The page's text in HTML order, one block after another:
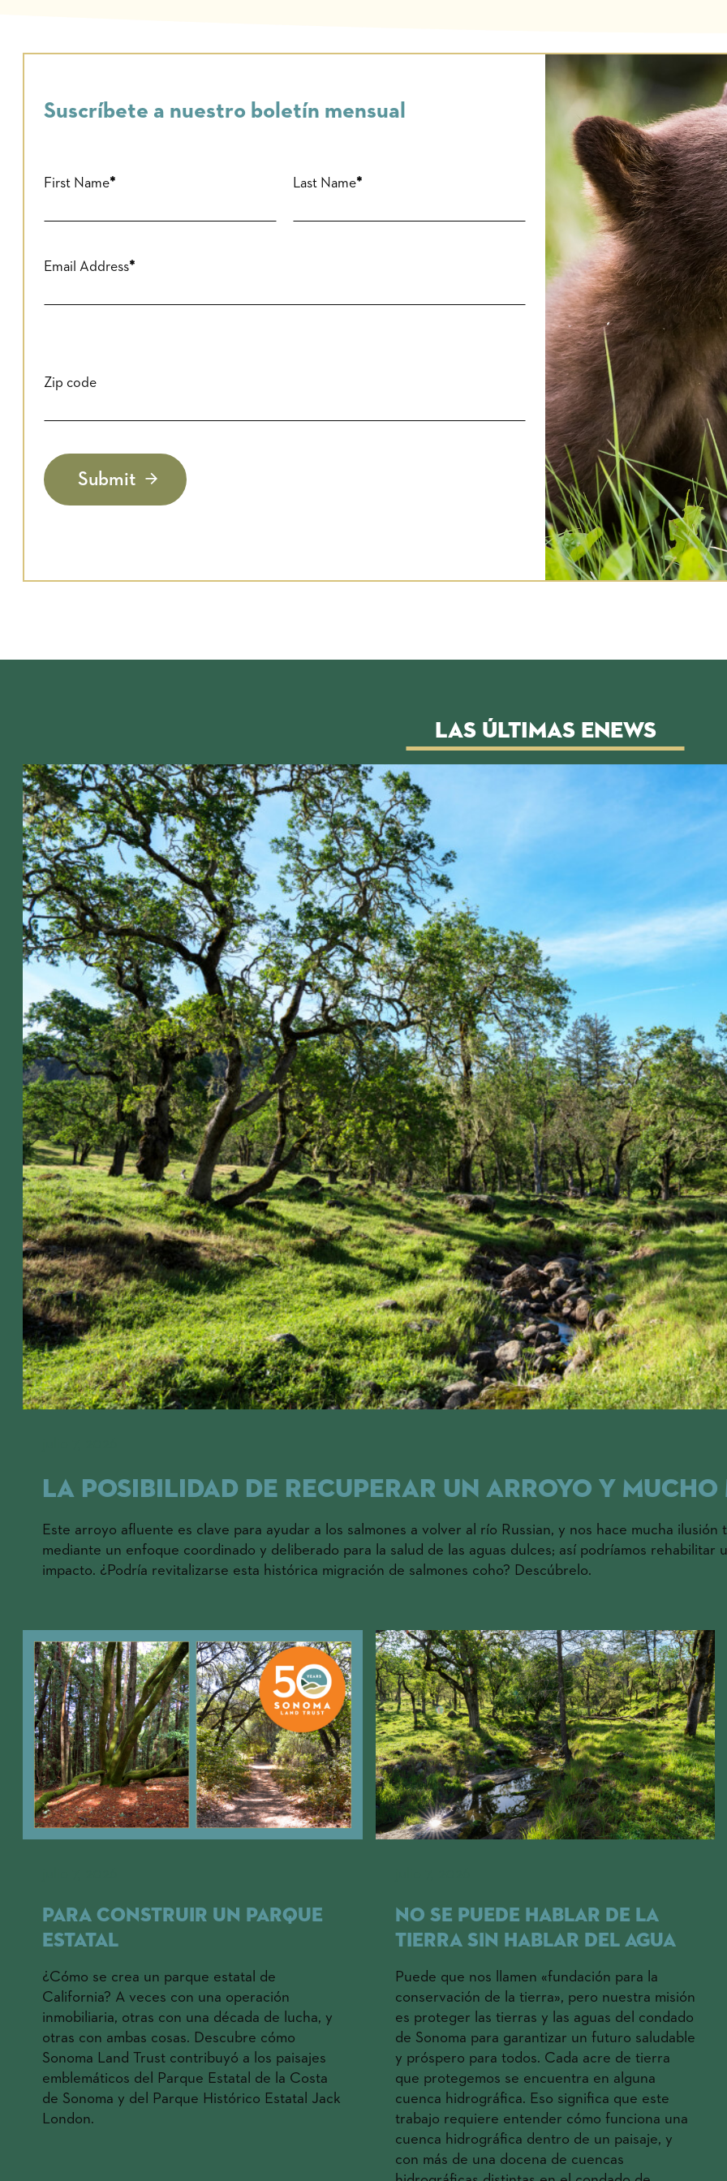
Suscríbete a nuestro boletín mensual
First Name Last Name
Email Address
Zip code
Submit
Las últimas eNews
La posibilidad de recuperar un arroyo y mucho
Este arroyo afluente es clave para ayudar a los salmones a volver al río Russian, y nos hace mucha
mediante un enfoque coordinado y deliberado para la salud de las aguas dulces; así podríamos
impacto. ¿Podría revitalizarse esta histórica migración de salmones coho? Descúbrelo.
Para construir un parque estatal
Para construir un parque
estatal
¿Cómo se crea un parque estatal de
California? A veces con una operación
inmobiliaria, otras con una década de lucha, y
otras con ambas cosas. Descubre cómo
Sonoma Land Trust contribuyó a los paisajes
emblemáticos del Parque Estatal de la Costa
de Sonoma y del Parque Histórico Estatal Jack
London.
No se puede hablar de la
tierra sin hablar del agua
Puede que nos llamen «fundación para la
conservación de la tierra», pero nuestra misión
es proteger las tierras y las aguas del condado
de Sonoma para garantizar un futuro saludable
y próspero para todos. Cada acre de tierra
que protegemos se encuentra en alguna
cuenca hidrográfica. Eso significa que este
trabajo requiere entender cómo funciona una
cuenca hidrográfica dentro de un paisaje, y
con más de una docena de cuencas